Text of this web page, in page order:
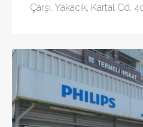
Çarşı, Yakacık, Kartal Cd.